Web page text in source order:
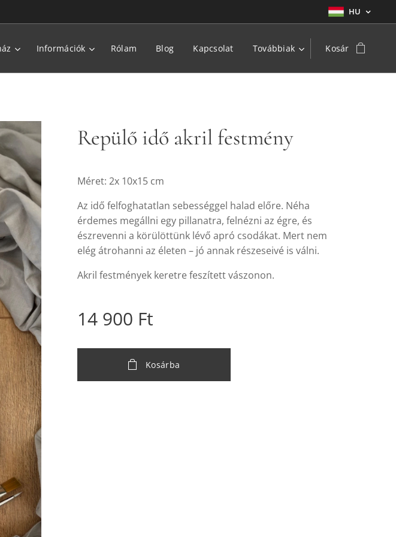
HU
Információk Rólam Blog Kapcsolat Továbbiak Kosár
Repülő idő akril festmény
Méret: 2x 10x15 cm
Az idő felfoghatatlan sebességgel halad előre. Néha
érdemes megállni egy pillanatra, felnézni az égre, és
észrevenni a körülöttünk lévő apró csodákat. Mert nem
elég átrohanni az életen – jó annak részeseivé is válni.
Akril festmények keretre feszített vászonon.
14 900 Ft
Kosárba